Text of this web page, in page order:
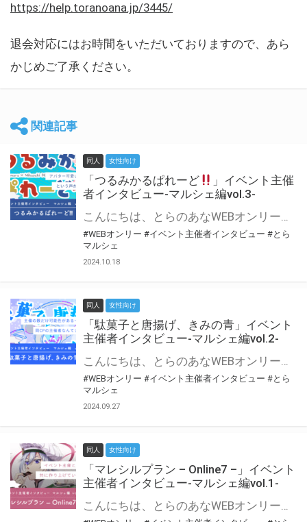
https://help.toranoana.jp/3445/
退会対応にはお時間をいただいておりますので、あら
かじめご了承ください。
関連記事
同人 女性向け
「つるみかるぱれーど
」イベント主催
者インタビュー-マルシェ編vol.3-
こんにちは、とらのあなWEBオンリー運営スタッフです。 新たにお届けする、イベント主催者インタビュー-マルシェ編-は、 とらのあなWEBオンリー「マルシェ」をご利用した主催様に 「マルシェ」を使って開催した感想や心がけをお聞きする企画です。 今回は、WEBオンリー初開催「つるみかるぱれーど
#WEBオンリー #イベント主催者インタビュー #とら
マルシェ
2024.10.18
同人 女性向け
「駄菓子と唐揚げ、きみの青」イベント
主催者インタビュー-マルシェ編vol.2-
こんにちは、とらのあなWEBオンリー運営スタッフです。 新たにお届けする、イベント主催者インタビュー-マルシェ編-は、 とらのあなWEBオンリー「マルシェ」をご利用の主催様に 「マルシェ」を使ってイベントを開催した感想や心がけをお聞きする企画です。 今回は、WEBオンリー初開催「駄菓子と唐揚げ、きみの青」より、 主催のぎこ六屋様にお話を伺いました。 協力：ぎこ六屋様／イベント公式Twitter（@krkgwks） とらのあなWEBオンリー「マルシェ」とは？ WEBオンリーでリアルタイムでコミュニケーションがとれるオンライン会場です。
#WEBオンリー #イベント主催者インタビュー #とら
マルシェ
2024.09.27
同人 女性向け
「マレシルプラン – Online7 –」イベント
主催者インタビュー-マルシェ編vol.1-
こんにちは、とらのあなWEBオンリー運営スタッフです。 新たにお届けする、イベント主催者インタビュー-マルシェ編-は、 とらのあなWEBオンリー「マルシェ」をご利用した主催様に 「マルシェ」を使って開催した感想や心がけをお聞きする企画です。 今回は、WEBオンリー開催7回目迎えた「マレシルプラン – Online7 –」より、 主催の玉川うた様にお話を伺いました。 ▼マレシルプランのインタビュー前回記事 「イベント主催者インタビュー vol.6」はこちら 協力：玉川うた様（マレシルプラン実行委員会 代表）／イベント公式Twitter（@mallesil_plan） とらのあなWEBオンリー「マルシェ」とは？ WEBオンリーでリアルタイムでコミュニケーションがとれるオンライン会場です。